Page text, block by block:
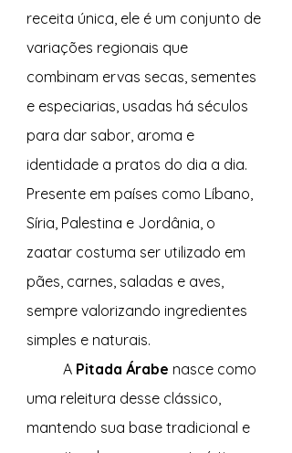
receita única, ele é um conjunto de
variações regionais que
combinam ervas secas, sementes
e especiarias, usadas há séculos
para dar sabor, aroma e
identidade a pratos do dia a dia.
Presente em países como Líbano,
Síria, Palestina e Jordânia, o
zaatar costuma ser utilizado em
pães, carnes, saladas e aves,
sempre valorizando ingredientes
simples e naturais.
	A
Pitada Árabe nasce como
uma releitura desse clássico,
mantendo sua base tradicional e